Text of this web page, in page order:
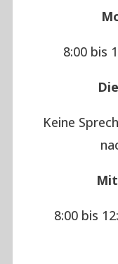
8:00 bis
Keine
8:00 bis